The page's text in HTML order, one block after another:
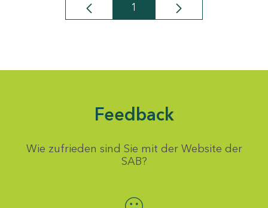
Seite
1
Feedback
Wie zufrieden sind Sie mit der Website der
SAB?
Bewertung auswählen